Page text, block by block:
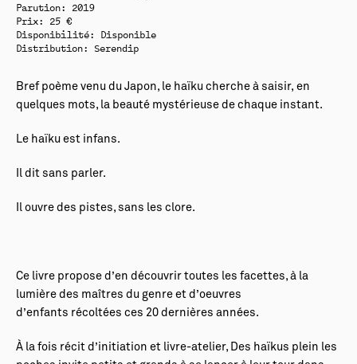
Parution: 2019
Prix: 25 €
Disponibilité:
Disponible
Distribution: Serendip
Bref poème venu du Japon, le haïku cherche à saisir, en
quelques mots, la beauté mystérieuse de chaque instant.
Le haïku est infans.
Il dit sans parler.
Il ouvre des pistes, sans les clore.
Ce livre propose d’en découvrir toutes les facettes, à la
lumière des maîtres du genre et d’oeuvres
d’enfants récoltées ces 20 dernières années.
À la fois récit d’initiation et livre-atelier, Des haïkus plein les